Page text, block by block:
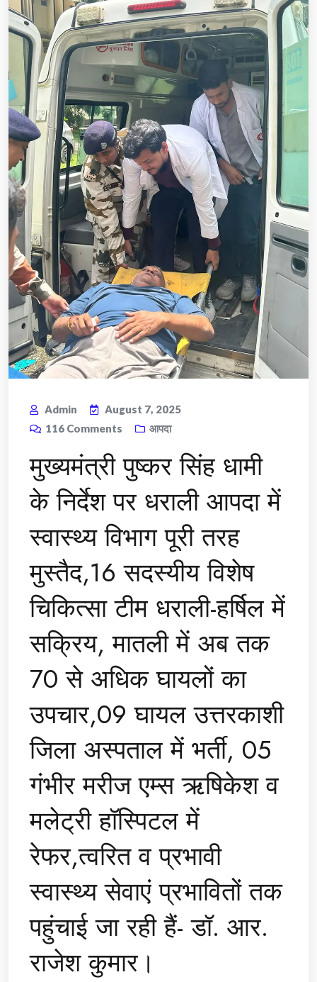
Admin
August 7, 2025
116 Comments आपदा
मुख्यमंत्री पुष्कर सिंह धामी
के निर्देश पर धराली आपदा में
स्वास्थ्य विभाग पूरी तरह
मुस्तैद,16 सदस्यीय विशेष
चिकित्सा टीम धराली-हर्षिल में
सक्रिय, मातली में अब तक
70 से अधिक घायलों का
उपचार,09 घायल उत्तरकाशी
जिला अस्पताल में भर्ती, 05
गंभीर मरीज एम्स ऋषिकेश व
मलेट्री हॉस्पिटल में
रेफर,त्वरित व प्रभावी
स्वास्थ्य सेवाएं प्रभावितों तक
पहुंचाई जा रही हैं- डॉ. आर.
राजेश कुमार।